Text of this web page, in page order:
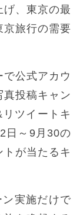
、東京の最
京旅行の需要
で公式アカウ
真投稿キャン
ツイートキ
日～9月30の
が当たるキ
実施だけで